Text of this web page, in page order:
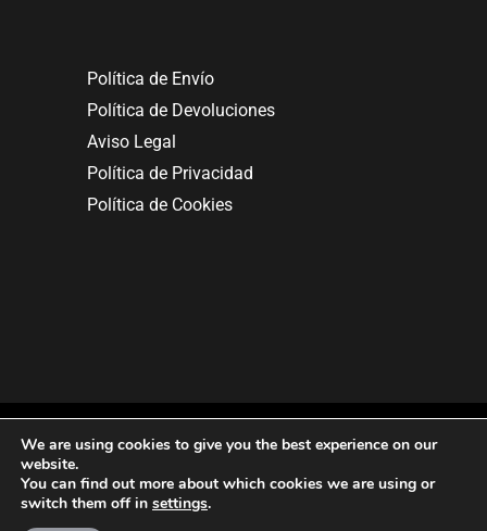
Política de Envío
Política de Devoluciones
Aviso Legal
Política de Privacidad
Política de Cookies
Copyright © 2025. All rights reserved.
We are using cookies to give you the best experience on our
website.
You can find out more about which cookies we are using or
switch them off in settings.